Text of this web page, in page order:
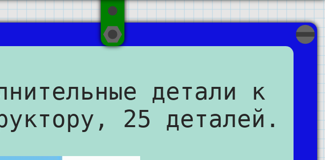
детали к
25 деталей.